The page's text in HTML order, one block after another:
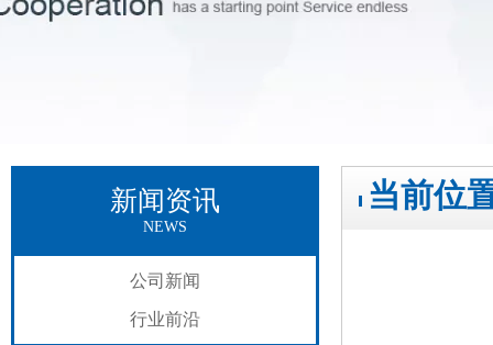
当前位
新闻资讯
NEWS
公司新闻
行业前沿